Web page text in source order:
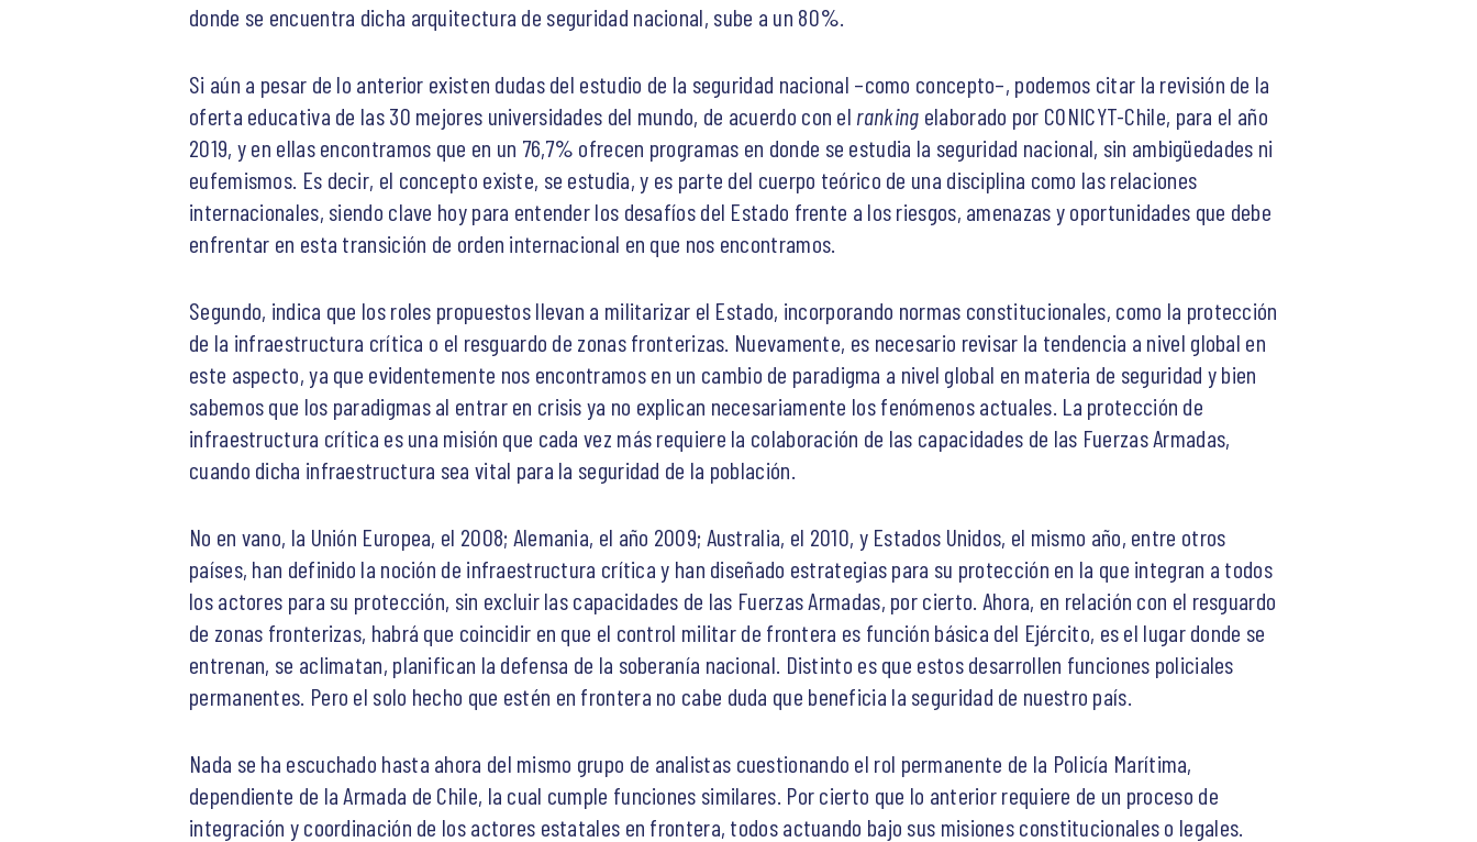
donde se encuentra dicha arquitectura de seguridad nacional, sube a un 80%.
Si aún a pesar de lo anterior existen dudas del estudio de la seguridad nacional –como concepto–, podemos citar la revisión de la
oferta educativa de las 30 mejores universidades del mundo, de acuerdo con el ranking elaborado por CONICYT-Chile, para el año
2019, y en ellas encontramos que en un 76,7% ofrecen programas en donde se estudia la seguridad nacional, sin ambigüedades ni
eufemismos. Es decir, el concepto existe, se estudia, y es parte del cuerpo teórico de una disciplina como las relaciones
internacionales, siendo clave hoy para entender los desafíos del Estado frente a los riesgos, amenazas y oportunidades que debe
enfrentar en esta transición de orden internacional en que nos encontramos.
Segundo, indica que los roles propuestos llevan a militarizar el Estado, incorporando normas constitucionales, como la protección
de la infraestructura crítica o el resguardo de zonas fronterizas. Nuevamente, es necesario revisar la tendencia a nivel global en
este aspecto, ya que evidentemente nos encontramos en un cambio de paradigma a nivel global en materia de seguridad y bien
sabemos que los paradigmas al entrar en crisis ya no explican necesariamente los fenómenos actuales. La protección de
infraestructura crítica es una misión que cada vez más requiere la colaboración de las capacidades de las Fuerzas Armadas,
cuando dicha infraestructura sea vital para la seguridad de la población.
No en vano, la Unión Europea, el 2008; Alemania, el año 2009; Australia, el 2010, y Estados Unidos, el mismo año, entre otros
países, han definido la noción de infraestructura crítica y han diseñado estrategias para su protección en la que integran a todos
los actores para su protección, sin excluir las capacidades de las Fuerzas Armadas, por cierto. Ahora, en relación con el resguardo
de zonas fronterizas, habrá que coincidir en que el control militar de frontera es función básica del Ejército, es el lugar donde se
entrenan, se aclimatan, planifican la defensa de la soberanía nacional. Distinto es que estos desarrollen funciones policiales
permanentes. Pero el solo hecho que estén en frontera no cabe duda que beneficia la seguridad de nuestro país.
Nada se ha escuchado hasta ahora del mismo grupo de analistas cuestionando el rol permanente de la Policía Marítima,
dependiente de la Armada de Chile, la cual cumple funciones similares. Por cierto que lo anterior requiere de un proceso de
integración y coordinación de los actores estatales en frontera, todos actuando bajo sus misiones constitucionales o legales.